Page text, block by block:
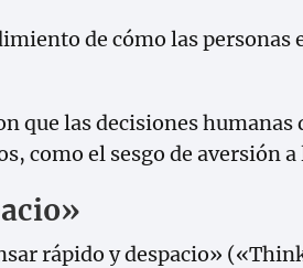
de cómo las
que las decisiones
como el sesgo de aversión
rápido y despacio»